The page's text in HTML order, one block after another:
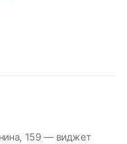
159 — виджет